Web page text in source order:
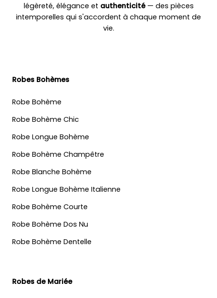
légèreté, élégance et authenticité— des pièces
intemporelles qui s'accordent à chaque moment de
vie.
Robes Bohèmes
Robe Bohème
Robe Bohème Chic
Robe Longue Bohème
Robe Bohème Champêtre
Robe Blanche Bohème
Robe Longue Bohème Italienne
Robe Bohème Courte
Robe Bohème Dos Nu
Robe Bohème Dentelle
Robes de Mariée